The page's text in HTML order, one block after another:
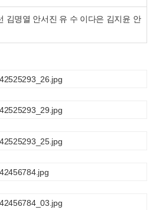
김명열 안서진 유 수 이다은 김지윤 안